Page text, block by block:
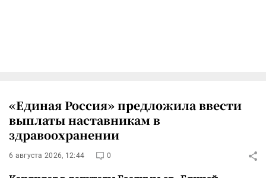
«Единая Россия» предложила ввести
выплаты наставникам в
здравоохранении
6 августа 2026, 12:44 0